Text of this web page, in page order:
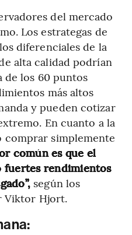
del mercado
Los estrategas de
diferenciales de la
alta calidad podrían
de los 60 puntos
más altos
y pueden cotizar
En cuanto a la
simplemente
común es que el
fuertes rendimientos
según los
Viktor Hjort.